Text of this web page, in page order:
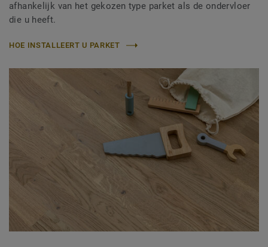
afhankelijk van het gekozen type parket als de ondervloer
die u heeft.
HOE INSTALLEERT U PARKET